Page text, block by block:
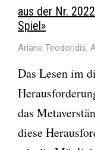
aus der Nr.
Spiel»
Ariane Teodoridis,
Das Lesen im
das
diese